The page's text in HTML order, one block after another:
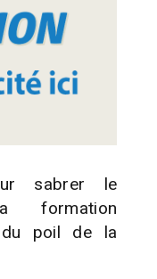
sabrer le
formation
du poil de la